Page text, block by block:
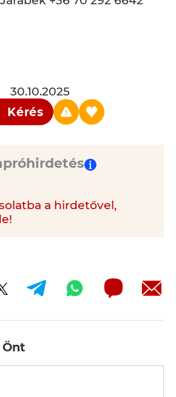
30.10.2025
Kérés
a hirdetővel,